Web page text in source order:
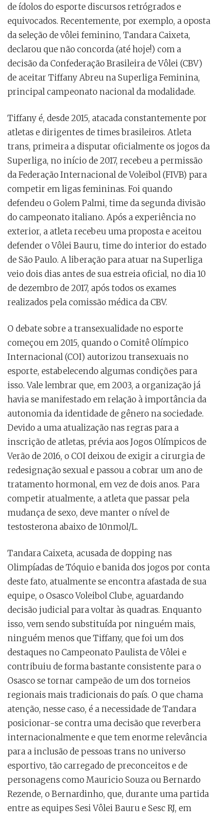
de ídolos do esporte discursos retrógrados e
equivocados. Recentemente, por exemplo, a oposta
da seleção de vôlei feminino, Tandara Caixeta,
declarou que não concorda (até hoje!) com a
decisão da Confederação Brasileira de Vôlei (CBV)
de aceitar Tiffany Abreu na Superliga Feminina,
principal campeonato nacional da modalidade.
Tiffany é, desde 2015, atacada constantemente por
atletas e dirigentes de times brasileiros. Atleta
trans, primeira a disputar oficialmente os jogos da
Superliga, no início de 2017, recebeu a permissão
da Federação Internacional de Voleibol (FIVB) para
competir em ligas femininas. Foi quando
defendeu o Golem Palmi, time da segunda divisão
do campeonato italiano. Após a experiência no
exterior, a atleta recebeu uma proposta e aceitou
defender o Vôlei Bauru, time do interior do estado
de São Paulo. A liberação para atuar na Superliga
veio dois dias antes de sua estreia oficial, no dia 10
de dezembro de 2017, após todos os exames
realizados pela comissão médica da CBV.
O debate sobre a transexualidade no esporte
começou em 2015, quando o Comitê Olímpico
Internacional (COI) autorizou transexuais no
esporte, estabelecendo algumas condições para
isso. Vale lembrar que, em 2003, a organização já
havia se manifestado em relação à importância da
autonomia da identidade de gênero na sociedade.
Devido a uma atualização nas regras para a
inscrição de atletas, prévia aos Jogos Olímpicos de
Verão de 2016, o COI deixou de exigir a cirurgia de
redesignação sexual e passou a cobrar um ano de
tratamento hormonal, em vez de dois anos. Para
competir atualmente, a atleta que passar pela
mudança de sexo, deve manter o nível de
testosterona abaixo de 10nmol/L.
Tandara Caixeta, acusada de dopping nas
Olimpíadas de Tóquio e banida dos jogos por conta
deste fato, atualmente se encontra afastada de sua
equipe, o Osasco Voleibol Clube, aguardando
decisão judicial para voltar às quadras. Enquanto
isso, vem sendo substituída por ninguém mais,
ninguém menos que Tiffany, que foi um dos
destaques no Campeonato Paulista de Vôlei e
contribuiu de forma bastante consistente para o
Osasco se tornar campeão de um dos torneios
regionais mais tradicionais do país. O que chama
atenção, nesse caso, é a necessidade de Tandara
posicionar-se contra uma decisão que reverbera
internacionalmente e que tem enorme relevância
para a inclusão de pessoas trans no universo
esportivo, tão carregado de preconceitos e de
personagens como Mauricio Souza ou Bernardo
Rezende, o Bernardinho, que, durante uma partida
entre as equipes Sesi Vôlei Bauru e Sesc RJ, em